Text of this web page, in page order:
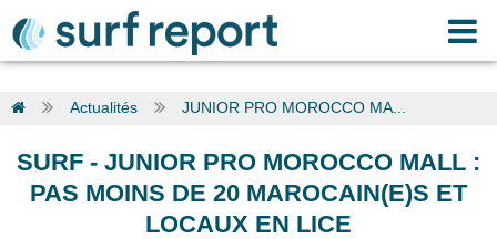
Actualités JUNIOR PRO MOROCCO MA...
SURF - JUNIOR PRO MOROCCO MALL :
PAS MOINS DE 20 MAROCAIN(E)S ET
LOCAUX EN LICE